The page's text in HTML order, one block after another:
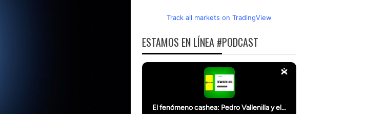
Track all markets on TradingView
ESTAMOS EN LÍNEA #PODCAST